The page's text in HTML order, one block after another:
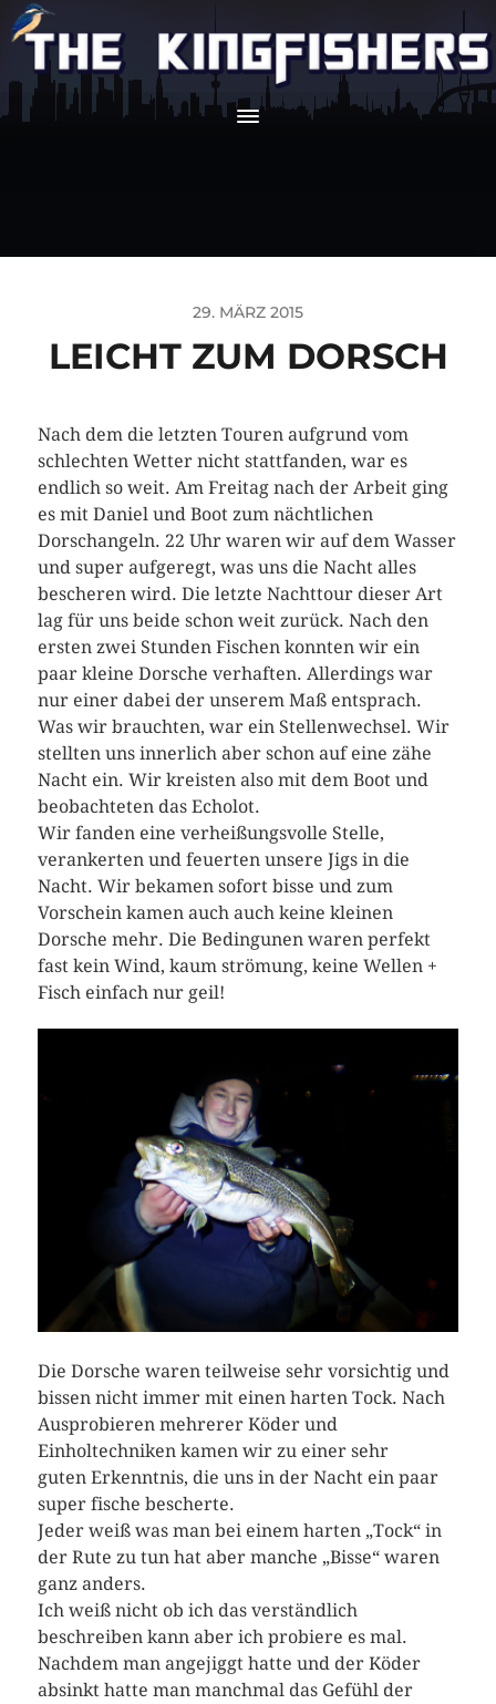
29. MÄRZ 2015
LEICHT ZUM DORSCH
Nach dem die letzten Touren aufgrund vom
schlechten Wetter nicht stattfanden, war es
endlich so weit. Am Freitag nach der Arbeit ging
es mit Daniel und Boot zum nächtlichen
Dorschangeln. 22 Uhr waren wir auf dem Wasser
und super aufgeregt, was uns die Nacht alles
bescheren wird. Die letzte Nachttour dieser Art
lag für uns beide schon weit zurück. Nach den
ersten zwei Stunden Fischen konnten wir ein
paar kleine Dorsche verhaften. Allerdings war
nur einer dabei der unserem Maß entsprach.
Was wir brauchten, war ein Stellenwechsel. Wir
stellten uns innerlich aber schon auf eine zähe
Nacht ein. Wir kreisten also mit dem Boot und
beobachteten das Echolot.
Wir fanden eine verheißungsvolle Stelle,
verankerten und feuerten unsere Jigs in die
Nacht. Wir bekamen sofort bisse und zum
Vorschein kamen auch auch keine kleinen
Dorsche mehr. Die Bedingunen waren perfekt
fast kein Wind, kaum strömung, keine Wellen +
Fisch einfach nur geil!
Die Dorsche waren teilweise sehr vorsichtig und
bissen nicht immer mit einen harten Tock. Nach
Ausprobieren mehrerer Köder und
Einholtechniken kamen wir zu einer sehr
guten Erkenntnis, die uns in der Nacht ein paar
super fische bescherte.
Jeder weiß was man bei einem harten „Tock“ in
der Rute zu tun hat aber manche „Bisse“ waren
ganz anders.
Ich weiß nicht ob ich das verständlich
beschreiben kann aber ich probiere es mal.
Nachdem man angejiggt hatte und der Köder
absinkt hatte man manchmal das Gefühl der